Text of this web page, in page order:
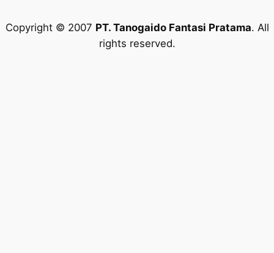
Copyright © 2007 PT. Tanogaido Fantasi Pratama. All
rights reserved.